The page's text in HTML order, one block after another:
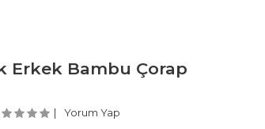
Erkek Bambu Çorap
Yorum Yap